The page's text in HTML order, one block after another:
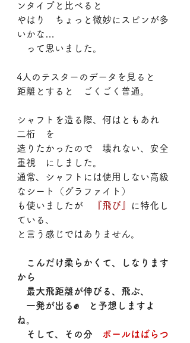
ンタイプと比べると
やはり　ちょっと微妙にスピンが多
いかな…
って思いました。
4人のテスターのデータを見ると
距離とすると　ごくごく普通。
シャフトを造る際、何はともあれ
二桁　を
造りたかったので　壊れない、安全
重視　にしました。
通常、シャフトには使用しない高級
なシート（グラファイト）
も使いましたが
『飛び』
に特化し
ている、
と言う感じではありません。
こんだけ柔らかくて、しなります
から
最大飛距離が伸びる、飛ぶ、
一発が出る✊　と予想しますよ
ね。
そして、その分
ボールはばらつ